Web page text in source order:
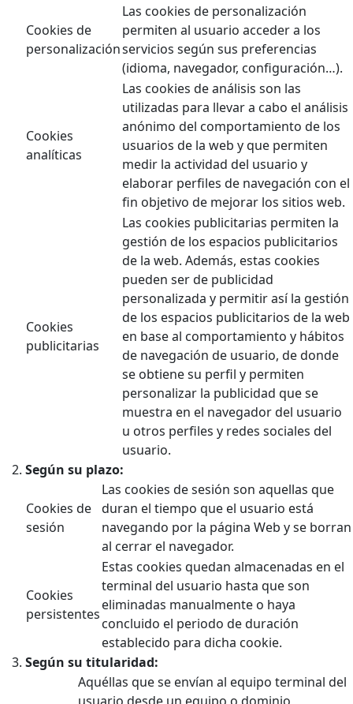
Cookies de
personalización
Las cookies de personalización
permiten al usuario acceder a los
servicios según sus preferencias
(idioma, navegador, configuración…).
Cookies
analíticas
Las cookies de análisis son las
utilizadas para llevar a cabo el análisis
anónimo del comportamiento de los
usuarios de la web y que permiten
medir la actividad del usuario y
elaborar perfiles de navegación con el
fin objetivo de mejorar los sitios web.
Cookies
publicitarias
Las cookies publicitarias permiten la
gestión de los espacios publicitarios
de la web. Además, estas cookies
pueden ser de publicidad
personalizada y permitir así la gestión
de los espacios publicitarios de la web
en base al comportamiento y hábitos
de navegación de usuario, de donde
se obtiene su perfil y permiten
personalizar la publicidad que se
muestra en el navegador del usuario
u otros perfiles y redes sociales del
usuario.
Según su plazo:
Cookies de
sesión
Las cookies de sesión son aquellas que
duran el tiempo que el usuario está
navegando por la página Web y se borran
al cerrar el navegador.
Cookies
persistentes
Estas cookies quedan almacenadas en el
terminal del usuario hasta que son
eliminadas manualmente o haya
concluido el periodo de duración
establecido para dicha cookie.
Según su titularidad:
Aquéllas que se envían al equipo terminal del